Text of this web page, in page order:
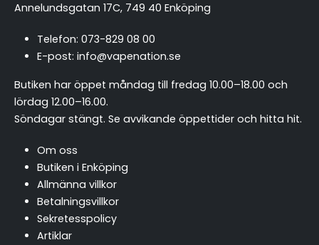
Annelundsgatan 17C, 749 40 Enköping
Telefon: 073-829 08 00
E-post: info@vapenation.se
Butiken har öppet måndag till fredag 10.00–18.00 och
lördag 12.00–16.00.
Söndagar stängt. Se avvikande öppettider och hitta hit.
Om oss
Butiken i Enköping
Allmänna villkor
Betalningsvillkor
Sekretesspolicy
Artiklar